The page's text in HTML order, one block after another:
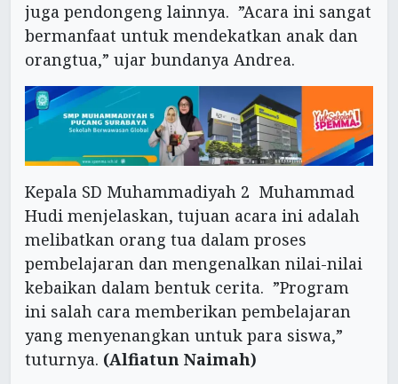
juga pendongeng lainnya. ”Acara ini sangat
bermanfaat untuk mendekatkan anak dan
orangtua,” ujar bundanya Andrea.
Kepala SD Muhammadiyah 2 Muhammad
Hudi menjelaskan, tujuan acara ini adalah
melibatkan orang tua dalam proses
pembelajaran dan mengenalkan nilai-nilai
kebaikan dalam bentuk cerita. ”Program
ini salah cara memberikan pembelajaran
yang menyenangkan untuk para siswa,”
tuturnya. (Alfiatun Naimah)